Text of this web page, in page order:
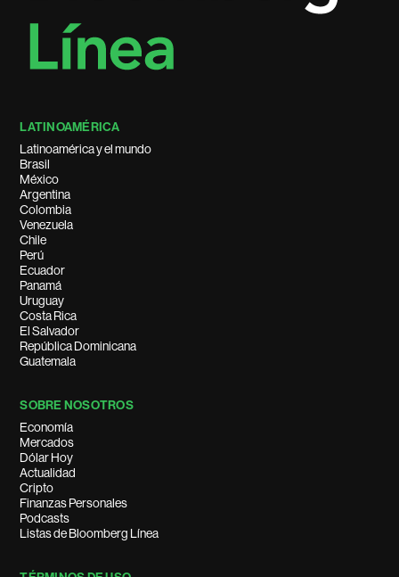
LATINOAMÉRICA
Latinoamérica y el mundo
Brasil
México
Argentina
Colombia
Venezuela
Chile
Perú
Ecuador
Panamá
Uruguay
Costa Rica
El Salvador
República Dominicana
Guatemala
SOBRE NOSOTROS
Economía
Mercados
Dólar Hoy
Actualidad
Cripto
Finanzas Personales
Podcasts
Listas de Bloomberg Línea